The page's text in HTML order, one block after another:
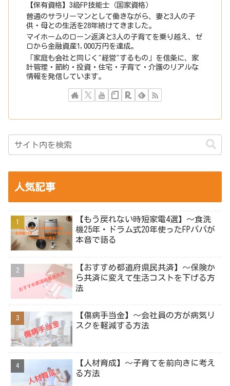
【保有資格】3級FP技能士（国家資格）
普通のサラリーマンとして働きながら、妻と3人の子
供・母との生活を28年続けてきました。
マイホームのローン返済と3人の子育てを乗り越え、ゼ
ロから金融資産1,000万円を達成。
「家庭も会社と同じく"経営"するもの」を信条に、家
計管理・節約・投資・住宅・子育て・介護のリアルな
情報を発信しています。
人気記事
【もう戻れない時短家電4選】～食洗
機25年・ドラム式20年使ったFPパパが
本音で語る
【おすすめ都道府県民共済】～保険か
ら共済に変えて生活コストを下げる方
法
【傷病手当金】～会社員の方が病気リ
スクを軽減する方法
【人材育成】～子育てを前向きに考え
る方法